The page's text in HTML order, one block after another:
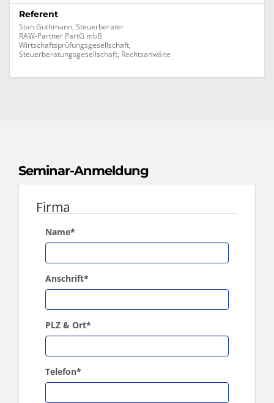
Referent
Stan Guthmann, Steuerberater
RAW-Partner PartG mbB
Wirtschaftsprüfungsgesellschaft,
Steuerberatungsgesellschaft, Rechtsanwälte
Seminar-Anmeldung
Firma
Name*
Anschrift*
PLZ & Ort*
Telefon*